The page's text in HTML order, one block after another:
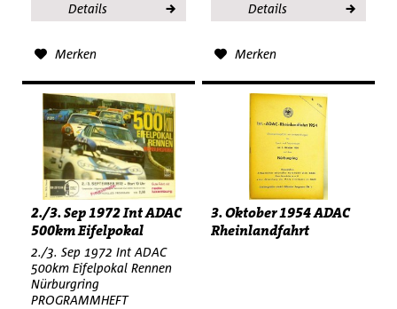
Details
Merken
Details
Merken
2./3. Sep 1972 Int ADAC
500km Eifelpokal
Rennen...
2./3. Sep 1972 Int ADAC
500km Eifelpokal Rennen
Nürburgring
PROGRAMMHEFT
3. Oktober 1954 ADAC
Rheinlandfahrt